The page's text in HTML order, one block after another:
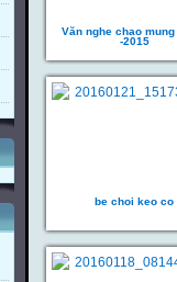
Văn nghe chao mung
-2015
be choi keo co